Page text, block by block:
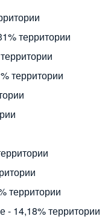
территории
территории
территории
- 14,18% территории